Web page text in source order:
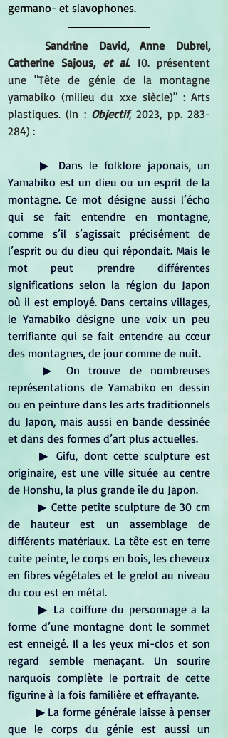
germano- et slavophones.
Sandrine David, Anne Dubrel,
Catherine Sajous, et al. 10. présentent
une "Tête de génie de la montagne
yamabiko (milieu du xxe siècle)" : Arts
plastiques. (In : Objectif, 2023, pp. 283-
284) :
Yamabiko est un dieu ou un esprit de la
montagne. Ce mot désigne aussi l’écho
qui se fait entendre en montagne,
comme s’il s’agissait précisément de
l’esprit ou du dieu qui répondait. Mais le
mot peut prendre différentes
significations selon la région du Japon
où il est employé. Dans certains villages,
le Yamabiko désigne une voix un peu
terrifiante qui se fait entendre au cœur
des montagnes, de jour comme de nuit.
représentations de Yamabiko en dessin
ou en peinture dans les arts traditionnels
du Japon, mais aussi en bande dessinée
et dans des formes d’art plus actuelles.
	▶ Gifu, dont cette sculpture est
originaire, est une ville située au centre
de Honshu, la plus grande île du Japon.
de hauteur est un assemblage de
différents matériaux. La tête est en terre
cuite peinte, le corps en bois, les cheveux
en fibres végétales et le grelot au niveau
du cou est en métal.
forme d’une montagne dont le sommet
est enneigé. Il a les yeux mi-clos et son
regard semble menaçant. Un sourire
narquois complète le portrait de cette
figurine à la fois familière et effrayante.
	▶ La forme générale laisse à penser
que le corps du génie est aussi un